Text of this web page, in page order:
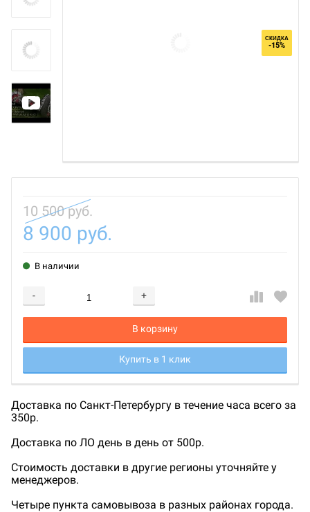
СКИДКА
-15%
10 500 руб.
8 900 руб.
В наличии
- +
Добавляется...
В корзину
Добавлен
Купить в 1 клик
Доставка по Санкт-Петербургу в течение часа всего за
350р.
Доставка по ЛО день в день от 500р.
Стоимость доставки в другие регионы уточняйте у
менеджеров.
Четыре пункта самовывоза в разных районах города.